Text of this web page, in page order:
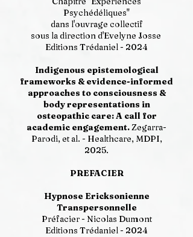
Psychédéliques"
dans l'ouvrage collectif
sous la direction d'Evelyne Josse
Editions Trédaniel - 2024
Indigenous epistemological
frameworks & evidence-informed
approaches to consciousness &
body representations in
osteopathic care: A call for
academic engagement.Zegarra-
Parodi, et al. - Healthcare, MDPI,
2025.
PREFACIER
Hypnose Ericksonienne
Transpersonnelle
Préfacier - Nicolas Dumont
Editions Trédaniel - 2024